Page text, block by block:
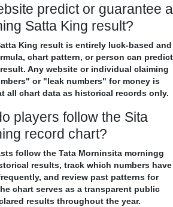
predict or guarantee a
Satta King result?
King result is entirely luck-based and
chart pattern, or person can predict
Any website or individual claiming
or "leak numbers" for money is
all chart data as historical records only.
players follow the Sita
record chart?
follow the Tata Morninsita morningg
results, track which numbers have
and review past patterns for
chart serves as a transparent public
results throughout the year.